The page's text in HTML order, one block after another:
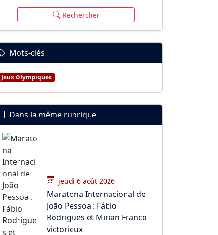
Rechercher
Mots-clés
Jeux Olympiques
Dans la même rubrique
jeudi 6 août 2026
Maratona Internacional de
João Pessoa : Fábio
Rodrigues et Mirian Franco
victorieux